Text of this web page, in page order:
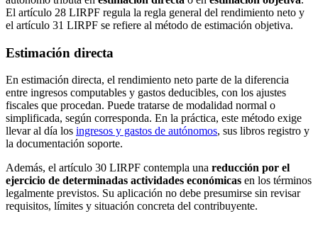
El artículo 28 LIRPF regula la regla general del rendimiento neto y
el artículo 31 LIRPF se refiere al método de estimación objetiva.
Estimación directa
En estimación directa, el rendimiento neto parte de la diferencia
entre ingresos computables y gastos deducibles, con los ajustes
fiscales que procedan. Puede tratarse de modalidad normal o
simplificada, según corresponda. En la práctica, este método exige
llevar al día los ingresos y gastos de autónomos, sus libros registro y
la documentación soporte.
Además, el artículo 30 LIRPF contempla una reducción por el
ejercicio de determinadas actividades económicas en los términos
legalmente previstos. Su aplicación no debe presumirse sin revisar
requisitos, límites y situación concreta del contribuyente.